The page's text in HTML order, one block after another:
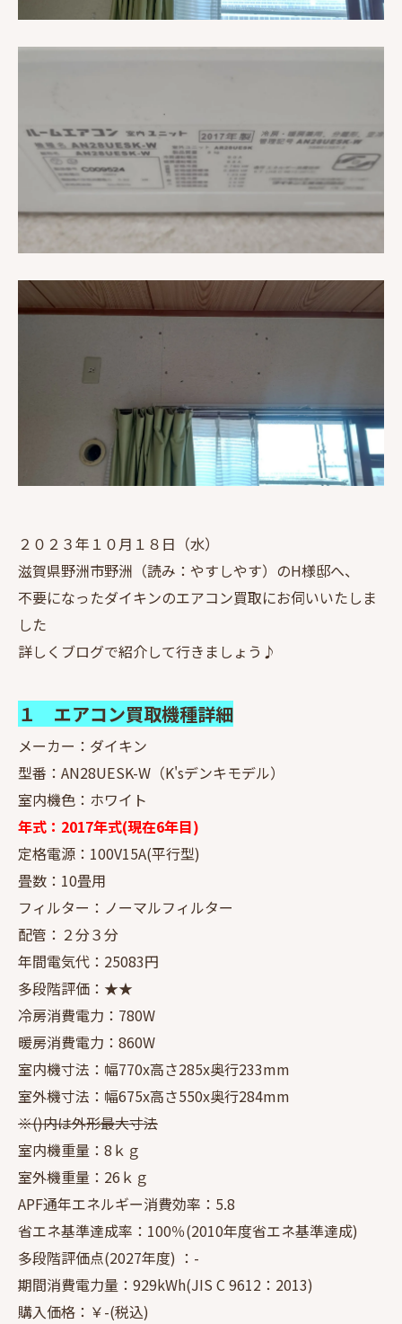
２０２３年１０月１８日（水）
滋賀県野洲市野洲（読み：やすしやす）のH様邸へ、
不要になったダイキンのエアコン買取にお伺いいたしま
した
詳しくブログで紹介して行きましょう♪
１ エアコン買取機種詳細
メーカー：ダイキン
型番：AN28UESK-W（K'sデンキモデル）
室内機色：ホワイト
年式：2017年式(現在6年目)
定格電源：100V15A(平行型)
畳数：10畳用
フィルター：ノーマルフィルター
配管：２分３分
年間電気代：25083円
多段階評価：★★
冷房消費電力：780W
暖房消費電力：860W
室内機寸法：幅770x高さ285x奥行233mm
室外機寸法：幅675x高さ550x奥行284mm
※()内は外形最大寸法
室内機重量：8ｋｇ
室外機重量：26ｋｇ
APF通年エネルギー消費効率：5.8
省エネ基準達成率：100％(2010年度省エネ基準達成)
多段階評価点(2027年度) ：-
期間消費電力量：929kWh(JIS C 9612：2013)
購入価格：￥-(税込)